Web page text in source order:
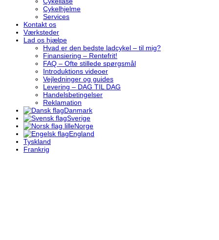
Cykelhjelme
Services
Kontakt os
Værksteder
Lad os hjælpe
Hvad er den bedste ladcykel – til mig?
Finansiering – Rentefrit!
FAQ – Ofte stillede spørgsmål
Introduktions videoer
Vejledninger og guides
Levering – DAG TIL DAG
Handelsbetingelser
Reklamation
Danmark
Sverige
Norge
England
Tyskland
Frankrig